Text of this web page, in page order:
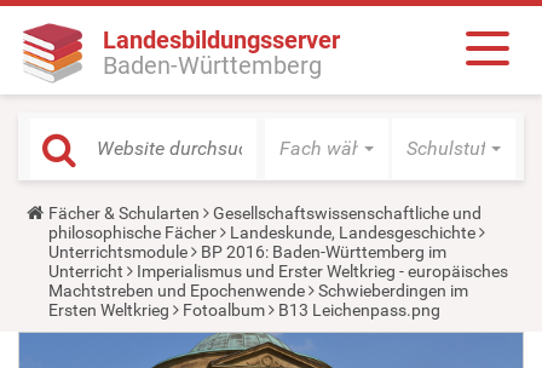
Landesbildungsserver
Baden-Württemberg
Fach wählen Schulstufe
Y
o
u
a
r
e
h
Fächer & Schularten
Gesellschaftswissenschaftliche und
philosophische Fächer
Landeskunde, Landesgeschichte
Unterrichtsmodule
BP 2016: Baden-Württemberg im
Unterricht
Imperialismus und Erster Weltkrieg - europäisches
Machtstreben und Epochenwende
Schwieberdingen im
Ersten Weltkrieg
Fotoalbum B13 Leichenpass.png